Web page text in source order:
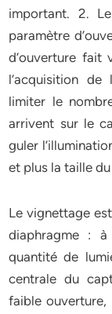
important. 2.
paramètre
d’ouverture fait
l’acquisition
limiter le
arrivent sur le
guler
et plus la taille
Le vignettage
diaphragme :
quantité de
centrale du
faible